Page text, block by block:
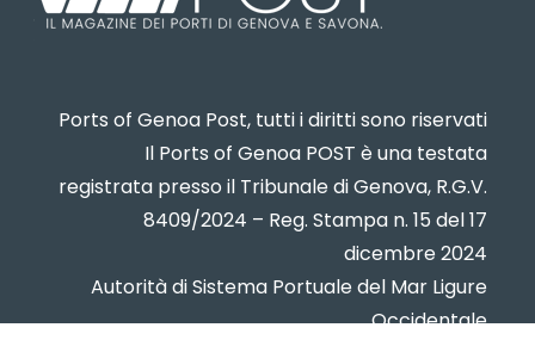
Ports of Genoa Post, tutti i diritti sono riservati
Il Ports of Genoa POST è una testata
registrata presso il Tribunale di Genova, R.G.V.
8409/2024 – Reg. Stampa n. 15 del 17
dicembre 2024
Autorità di Sistema Portuale del Mar Ligure
Occidentale